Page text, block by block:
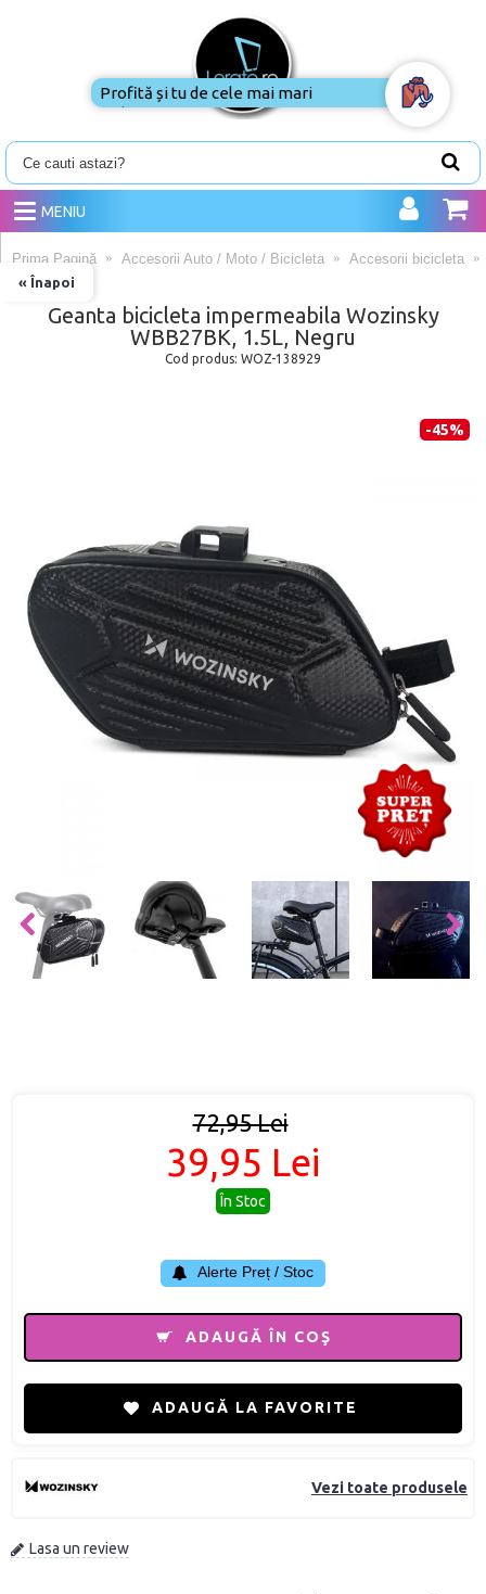
MENIU
« Înapoi
Prima Pagină Accesorii Auto / Moto / Bicicleta Accesorii bicicleta
Geanta bicicleta impermeabila Wozinsky
WBB27BK, 1.5L, Negru
Cod produs: WOZ-138929
-45%
Vezi toate produsele
Lasa un review
72,95 Lei
39,95 Lei
În Stoc
Alerte Preț / Stoc
ADAUGĂ ÎN COŞ
ADAUGĂ LA FAVORITE